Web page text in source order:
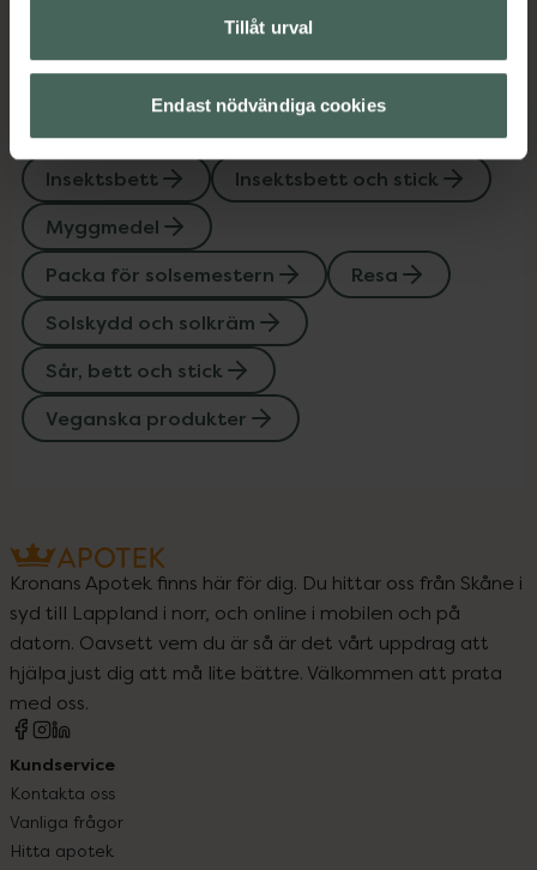
Tillåt urval
Endast nödvändiga cookies
Upptäck flera produkter inom
Insektsbett
Insektsbett och stick
Myggmedel
Packa för solsemestern
Resa
Solskydd och solkräm
Sår, bett och stick
Veganska produkter
Kronans Apotek finns här för dig. Du hittar oss från Skåne i
syd till Lappland i norr, och online i mobilen och på
datorn. Oavsett vem du är så är det vårt uppdrag att
hjälpa just dig att må lite bättre. Välkommen att prata
med oss.
Kundservice
Kontakta oss
Vanliga frågor
Hitta apotek